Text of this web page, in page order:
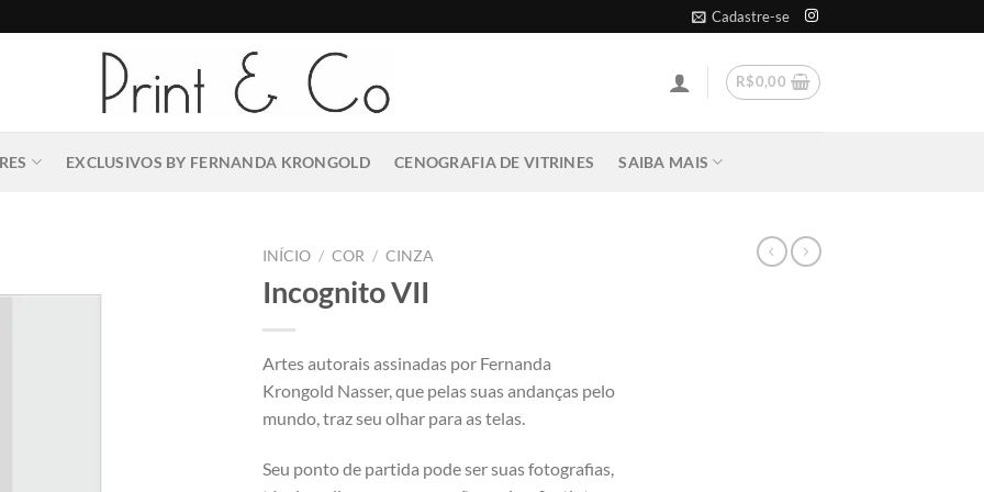
Cadastre-se
R$0,00
EXCLUSIVOS BY FERNANDA KRONGOLD CENOGRAFIA DE VITRINES SAIBA MAIS
INÍCIO / COR / CINZA
Incognito VII
Artes autorais assinadas por Fernanda
Krongold Nasser, que pelas suas andanças pelo
mundo, traz seu olhar para as telas.
Seu ponto de partida pode ser suas fotografias,